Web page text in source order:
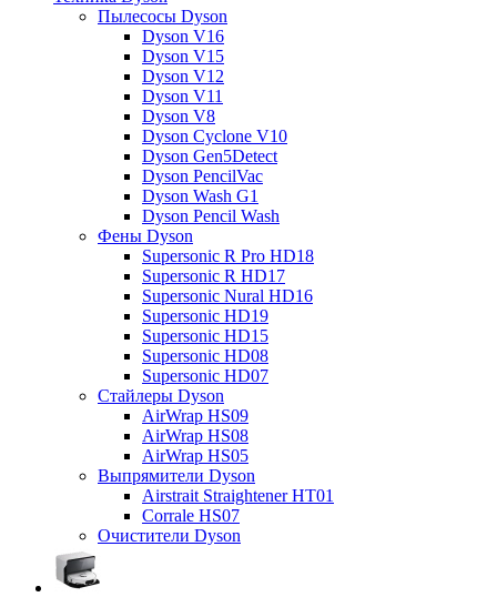
Пылесосы Dyson
Dyson V16
Dyson V15
Dyson V12
Dyson V11
Dyson V8
Dyson Cyclone V10
Dyson Gen5Detect
Dyson PencilVac
Dyson Wash G1
Dyson Pencil Wash
Фены Dyson
Supersonic R Pro HD18
Supersonic R HD17
Supersonic Nural HD16
Supersonic HD19
Supersonic HD15
Supersonic HD08
Supersonic HD07
Стайлеры Dyson
AirWrap HS09
AirWrap HS08
AirWrap HS05
Выпрямители Dyson
Airstrait Straightener HT01
Corrale HS07
Очистители Dyson